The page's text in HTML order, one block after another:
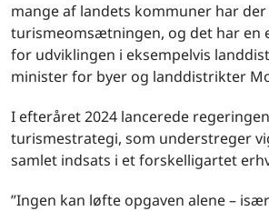
mange af landets kommuner har
turismeomsætningen, og det har en
for udviklingen i eksempelvis
minister for byer og landdistrikter
I efteråret 2024 lancerede
turismestrategi, som understreger
samlet indsats i et forskelligartet
”Ingen kan løfte opgaven alene –